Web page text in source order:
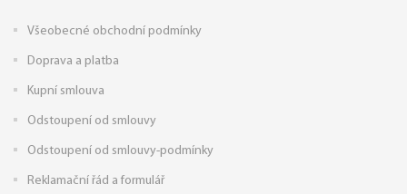
Všeobecné obchodní podmínky
Doprava a platba
Kupní smlouva
Odstoupení od smlouvy
Odstoupení od smlouvy-podmínky
Reklamační řád a formulář